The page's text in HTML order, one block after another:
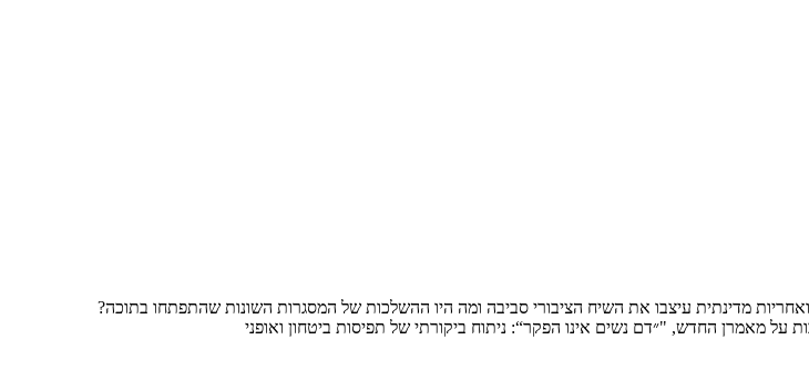
מדינתית עיצבו את השיח הציבורי סביבה ומה היו ההשלכות של המסגרות השונות שהתפתחו בתוכה?
על מאמרן החדש, "״דם נשים אינו הפקר“: ניתוח ביקורתי של תפיסות ביטחון ואופני